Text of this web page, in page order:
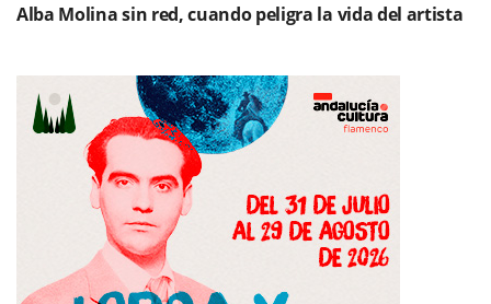
Alba Molina sin red, cuando peligra la vida del artista